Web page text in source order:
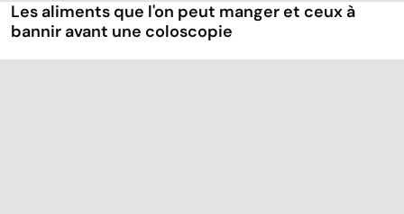
Les aliments que l'on peut manger et ceux à
bannir avant une coloscopie